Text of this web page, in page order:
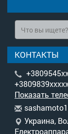
КОНТАКТЫ
Показать
sashamoto1
Украина,